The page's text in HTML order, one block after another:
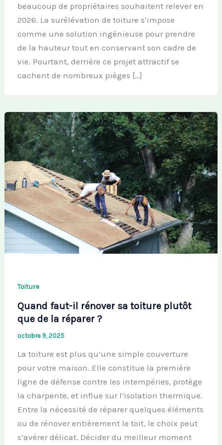
beaucoup de propriétaires souhaitent relever en
2026. La surélévation de toiture s’impose
comme une solution ingénieuse pour prendre
de la hauteur tout en conservant son cadre de
vie. Pourtant, derrière ce projet attractif se
cachent de nombreux pièges […]
Toiture
Quand faut-il rénover sa toiture plutôt
que de la réparer ?
octobre 9, 2025
La toiture est plus qu’une simple couverture
pour votre maison. Elle constitue la première
ligne de défense contre les intempéries, protège
la charpente, et influe sur l’isolation thermique.
Entre la nécessité de réparer quelques éléments
ou de rénover entièrement le toit, le choix peut
s’avérer délicat. Décider du meilleur moment